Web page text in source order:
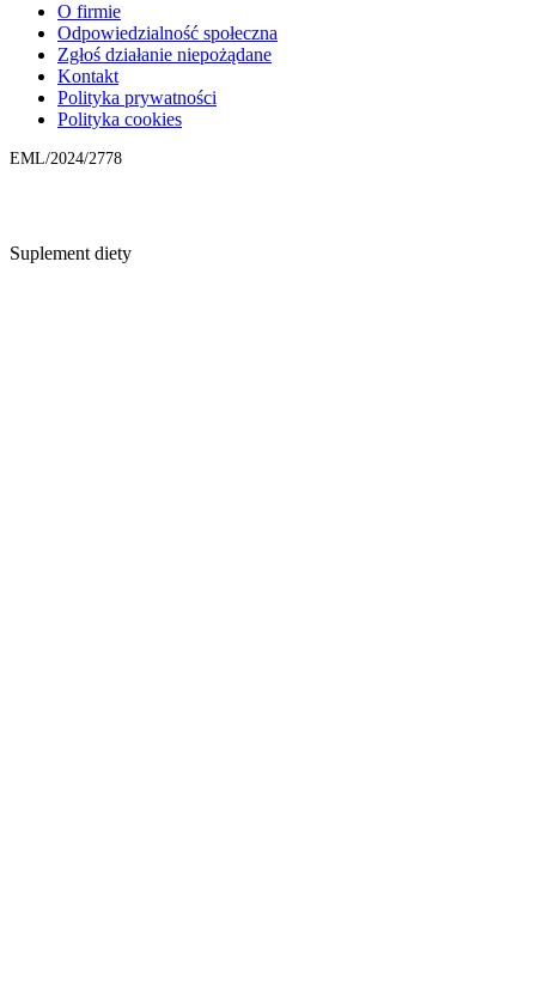
O firmie
Odpowiedzialność społeczna
Zgłoś działanie niepożądane
Kontakt
Polityka prywatności
Polityka cookies
EML/2024/2778
Suplement diety